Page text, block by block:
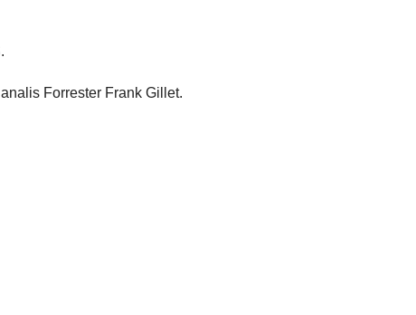
Forrester Frank Gillet.